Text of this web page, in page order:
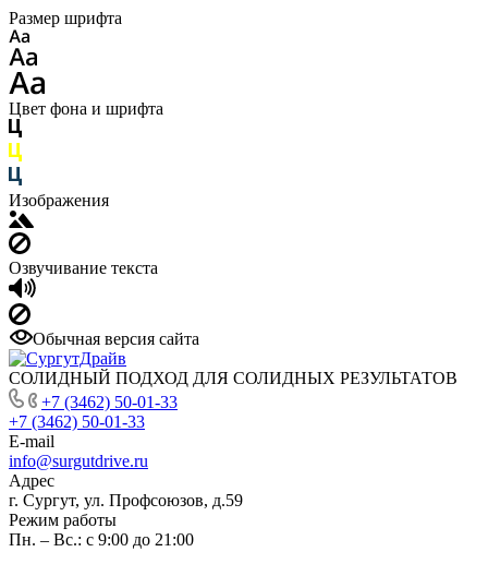
Размер шрифта
Цвет фона и шрифта
Изображения
Озвучивание текста
Обычная версия сайта
СОЛИДНЫЙ ПОДХОД ДЛЯ СОЛИДНЫХ РЕЗУЛЬТАТОВ
+7 (3462) 50-01-33
+7 (3462) 50-01-33
E-mail
info@surgutdrive.ru
Адрес
г. Сургут, ул. Профсоюзов, д.59
Режим работы
Пн. – Вс.: с 9:00 до 21:00